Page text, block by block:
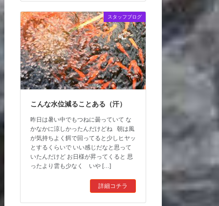
スタッフブログ
こんな水位減ることある（汗）
昨日は暑い中でもつねに曇っていて な
かなかに涼しかったんだけどね 朝は風
が気持ちよく餌で回ってると少しヒヤッ
とするくらいで いい感じだなと思って
いたんだけど お日様が昇ってくると 思
ったより雲も少なく いや […]
詳細コチラ